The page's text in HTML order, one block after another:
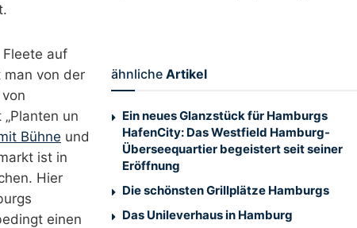
ähnliche Artikel
Ein neues Glanzstück für Hamburgs
HafenCity: Das Westfield Hamburg-
Überseequartier begeistert seit seiner
Eröffnung
Die schönsten Grillplätze Hamburgs
Das Unileverhaus in Hamburg
auf
man von der
un
Bühne und
ist in
Hier
einen